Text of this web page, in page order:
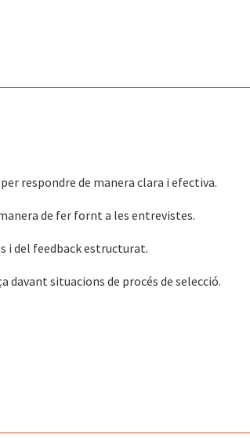
respondre de manera clara i efectiva.
de fer fornt a les entrevistes.
i del feedback estructurat.
situacions de procés de selecció.